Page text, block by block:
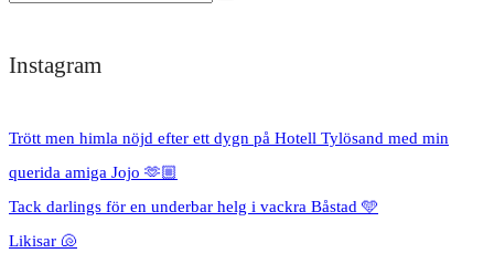
Instagram
Trött men himla nöjd efter ett dygn på Hotell Tylösand med min
querida amiga Jojo 🫶🏼
Tack darlings för en underbar helg i vackra Båstad 🩵
Likisar 🐚